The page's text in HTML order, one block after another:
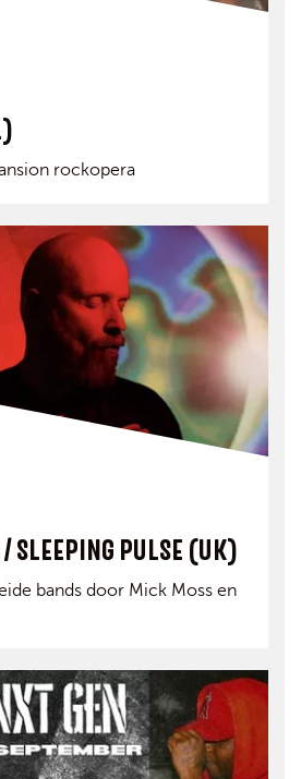
rockopera
SLEEPING PULSE (UK)
bands door Mick Moss en